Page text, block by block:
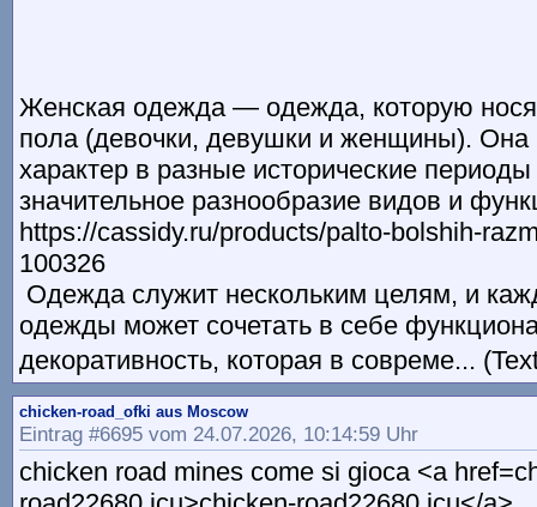
Женская одежда — одежда, которую
пола (девочки, девушки и женщины). Она
характер в разные исторические
значительное разнообразие видов и
https://cassidy.ru/products/palto-bolshih-
100326
Одежда служит нескольким целям, и
одежды может сочетать в себе
декоративность, которая в совреме...
chicken-road_ofki aus Moscow
Eintrag #6695 vom 24.07.2026, 10:14:59 Uhr
chicken road mines come si gioca <a